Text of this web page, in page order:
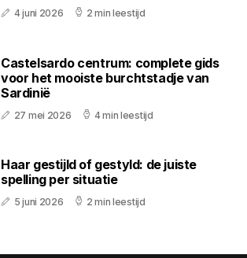
4 juni 2026 2 min leestijd
Castelsardo centrum: complete gids
voor het mooiste burchtstadje van
Sardinië
27 mei 2026 4 min leestijd
Haar gestijld of gestyld: de juiste
spelling per situatie
5 juni 2026 2 min leestijd